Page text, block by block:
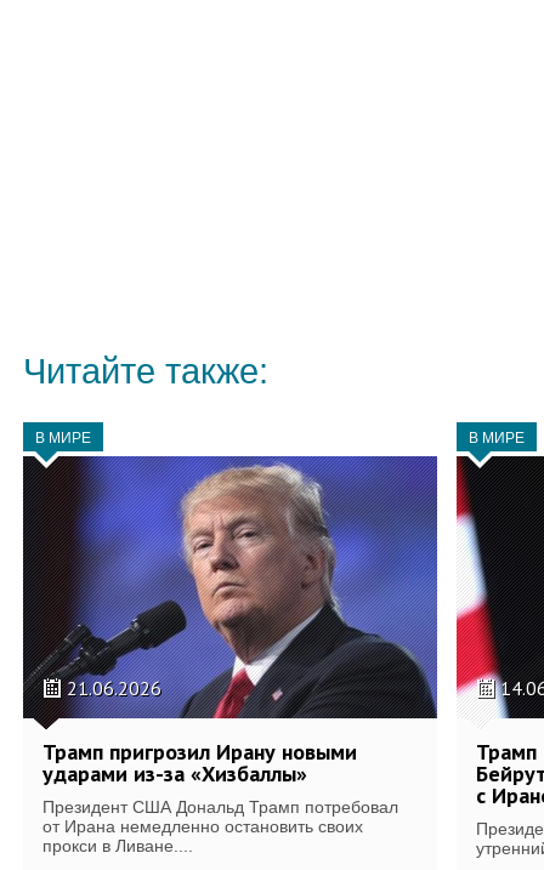
Читайте также:
В МИРЕ
21.06.2026
Трамп пригрозил Ирану новыми
ударами из-за «Хизбаллы»
Президент США Дональд Трамп потребовал
от Ирана немедленно остановить своих
прокси в Ливане....
В МИРЕ
Трамп
с